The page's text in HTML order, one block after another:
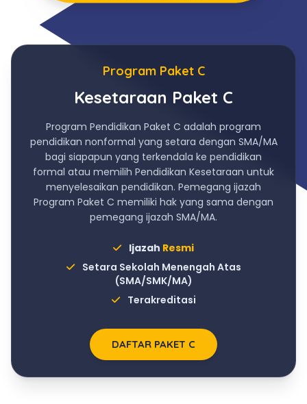
Program Paket C
Kesetaraan Paket C
Program Pendidikan Paket C adalah program
pendidikan nonformal yang setara dengan SMA/MA
bagi siapapun yang terkendala ke pendidikan
formal atau memilih Pendidikan Kesetaraan untuk
menyelesaikan pendidikan. Pemegang ijazah
Program Paket C memiliki hak yang sama dengan
pemegang ijazah SMA/MA.
Ijazah Resmi
Setara Sekolah Menengah Atas
(SMA/SMK/MA)
Terakreditasi
DAFTAR PAKET C